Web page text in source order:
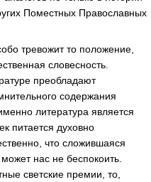
Поместных Православных
тревожит то положение,
словесность.
преобладают
содержания
литература является
питается духовно
что сложившаяся
нас не беспокоить.
светские премии, то,